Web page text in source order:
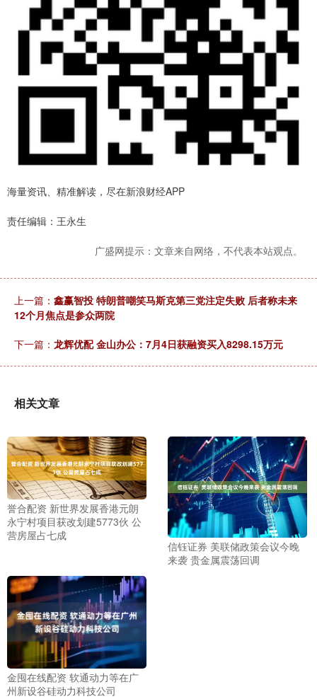
海量资讯、精准解读，尽在新浪财经APP
责任编辑：王永生
广盛网提示：文章来自网络，不代表本站观点。
上一篇： 鑫赢智投 特朗普嘲笑马斯克第三党注定失败 后者称未来
12个月焦点是参众两院
下一篇： 龙辉优配 金山办公：7月4日获融资买入8298.15万元
相关文章
誉合配资 新世界发展香港元朗
永宁村项目获改划建5773伙 公
营房屋占七成
信钰证券 美联储政策会议今晚
来袭 贵金属震荡回调
金囤在线配资 软通动力等在广
州新设谷硅动力科技公司